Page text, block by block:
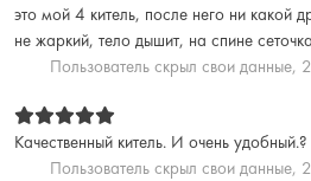
это мой 4 китель, после него ни какой
не жаркий, тело дышит, на спине
Пользователь скрыл свои данные,
Качественный китель. И очень удобный.?
Пользователь скрыл свои данные,